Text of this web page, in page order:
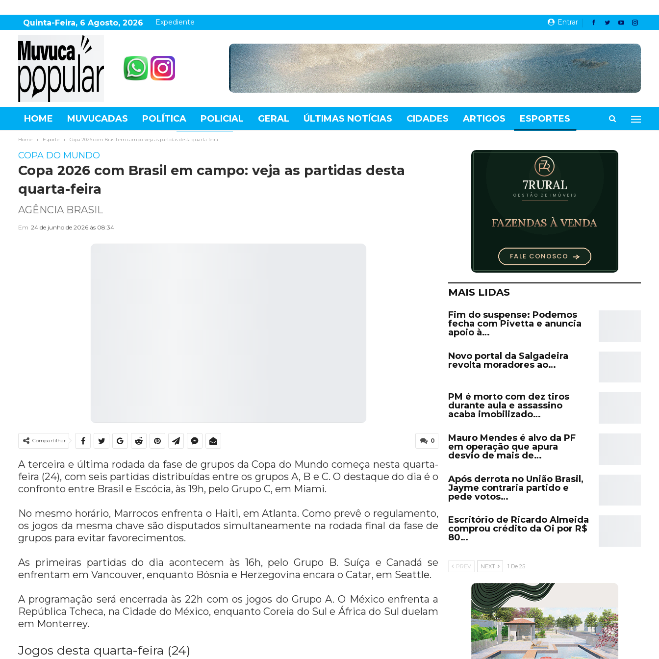
Entrar
Quinta-Feira, 6 Agosto, 2026 Expediente
HOME MUVUCADAS POLÍTICA POLICIAL GERAL ÚLTIMAS NOTÍCIAS CIDADES ARTIGOS ESPORTES
AGRONEGÓCIO DESTAQUES ESPORTE
Home Esporte Copa 2026 com Brasil em campo: veja as partidas desta quarta-feira
COPA DO MUNDO
Copa 2026 com Brasil em campo: veja as partidas desta
quarta-feira
AGÊNCIA BRASIL
Em 24 de junho de 2026 ás 08:34
0
Compartilhar
A terceira e última rodada da fase de grupos da Copa do Mundo começa nesta quarta-
feira (24), com seis partidas distribuídas entre os grupos A, B e C. O destaque do dia é o
confronto entre Brasil e Escócia, às 19h, pelo Grupo C, em Miami.
No mesmo horário, Marrocos enfrenta o Haiti, em Atlanta. Como prevê o regulamento,
os jogos da mesma chave são disputados simultaneamente na rodada final da fase de
grupos para evitar favorecimentos.
As primeiras partidas do dia acontecem às 16h, pelo Grupo B. Suíça e Canadá se
enfrentam em Vancouver, enquanto Bósnia e Herzegovina encara o Catar, em Seattle.
A programação será encerrada às 22h com os jogos do Grupo A. O México enfrenta a
República Tcheca, na Cidade do México, enquanto Coreia do Sul e África do Sul duelam
em Monterrey.
Jogos desta quarta-feira (24)
MAIS LIDAS
Fim do suspense: Podemos
fecha com Pivetta e anuncia
apoio à…
Novo portal da Salgadeira
revolta moradores ao…
PM é morto com dez tiros
durante aula e assassino
acaba imobilizado…
Mauro Mendes é alvo da PF
em operação que apura
desvio de mais de…
Após derrota no União Brasil,
Jayme contraria partido e
pede votos…
Escritório de Ricardo Almeida
comprou crédito da Oi por R$
80…
PREV NEXT 1 De 25